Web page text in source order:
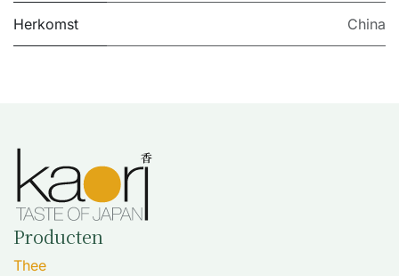
Herkomst China
Producten
Thee